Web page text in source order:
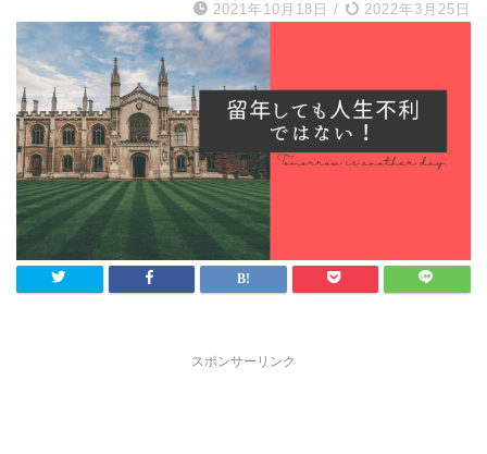
2021年10月18日 / 2022年3月25日
スポンサーリンク